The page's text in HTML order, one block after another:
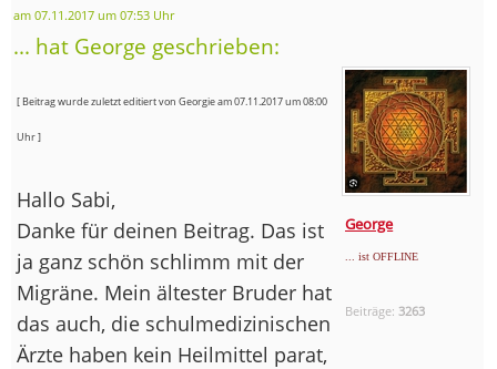
am 07.11.2017 um 07:53 Uhr
... hat George geschrieben:
George
... ist OFFLINE
Beiträge:3263
[ Beitrag wurde zuletzt editiert von Georgie am 07.11.2017 um 08:00
Uhr ]
Hallo Sabi,
Danke für deinen Beitrag. Das ist
ja ganz schön schlimm mit der
Migräne. Mein ältester Bruder hat
das auch, die schulmedizinischen
Ärzte haben kein Heilmittel parat,